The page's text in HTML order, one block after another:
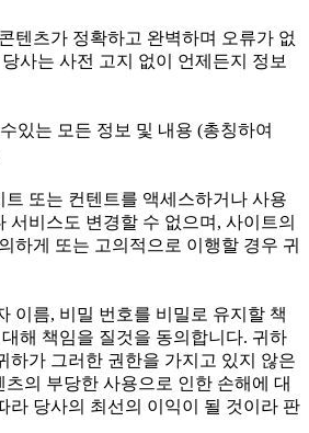
텐츠가 정확하고 완벽하며 오류가 없
사는 사전 고지 없이 언제든지 정보
있는 모든 정보 및 내용 (총칭하여
또는 컨텐트를 액세스하거나 사용
비스도 변경할 수 없으며, 사이트의
하게 또는 고의적으로 이행할 경우 귀
이름, 비밀 번호를 비밀로 유지할 책
해 책임을 질것을 동의합니다. 귀하
하가 그러한 권한을 가지고 있지 않은
의 부당한 사용으로 인한 손해에 대
라 당사의 최선의 이익이 될 것이라 판